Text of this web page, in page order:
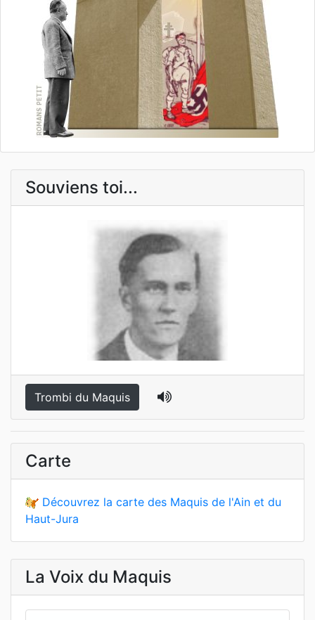
Souviens toi...
Trombi du Maquis
Carte
Découvrez la carte des Maquis de l'Ain et du
Haut-Jura
La Voix du Maquis